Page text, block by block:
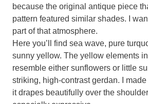
because the original antique piece
pattern featured similar shades. I
part of that atmosphere.
Here you’ll find sea wave, pure
sunny yellow. The yellow elements
resemble either sunflowers or little
striking, high-contrast gerdan. I
it drapes beautifully over the